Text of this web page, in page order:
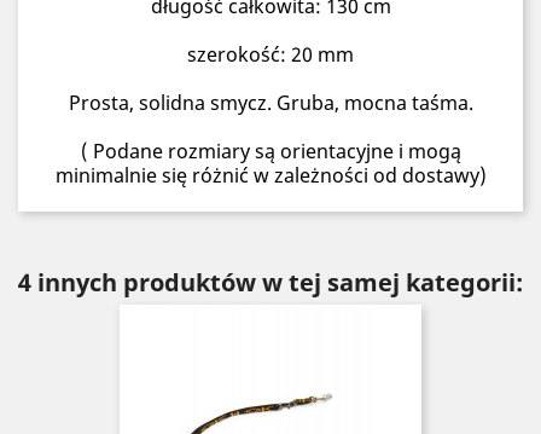
długość całkowita: 130 cm
szerokość: 20 mm
Prosta, solidna smycz. Gruba, mocna taśma.
( Podane rozmiary są orientacyjne i mogą
minimalnie się różnić w zależności od dostawy)
4 innych produktów w tej samej kategorii: